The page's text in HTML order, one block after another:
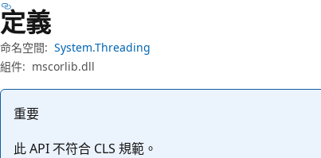
定義
命名空間: System.Threading
組件: mscorlib.dll
重要
此 API 不符合 CLS 規範。